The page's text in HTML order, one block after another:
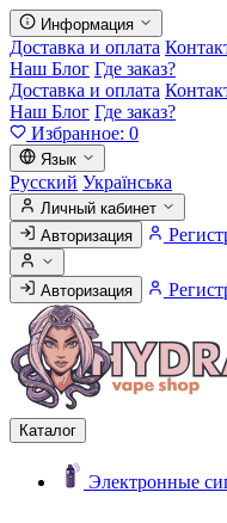
Информация
Доставка и оплата
Наш Блог Где заказ?
Доставка и оплата
Наш Блог Где заказ?
Избранное: 0
Язык
Русский Українська
Личный кабинет
Авторизация
Авторизация
Каталог
Электронные